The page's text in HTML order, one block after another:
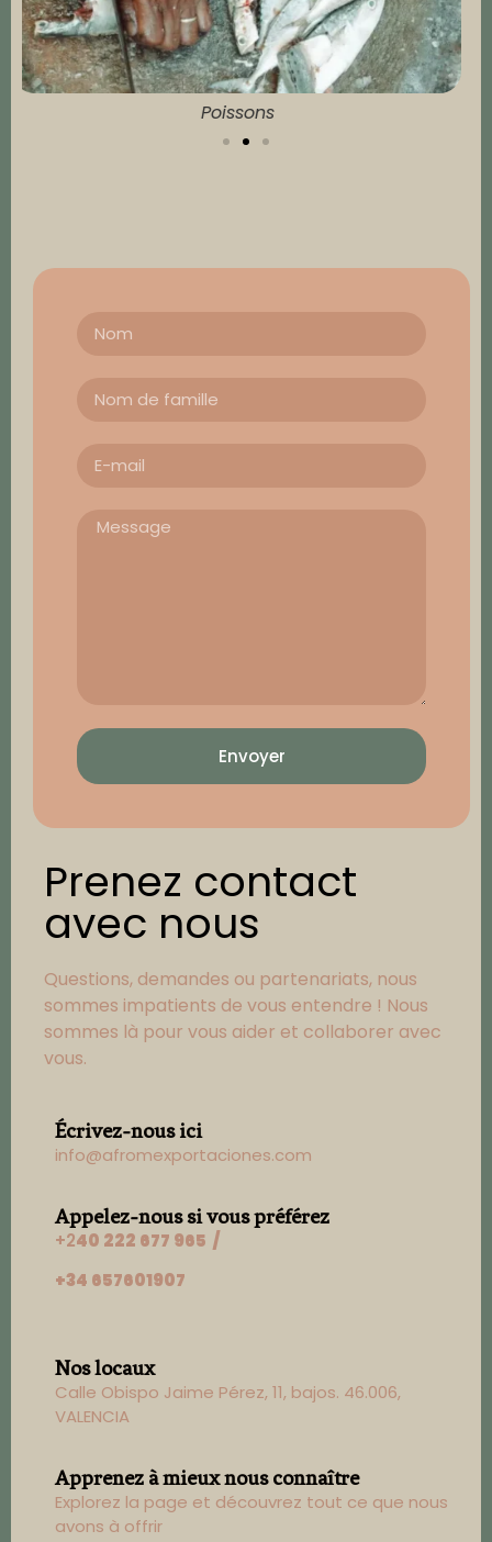
Crustacés
Envoyer
Prenez contact
avec nous
Questions, demandes ou partenariats, nous
sommes impatients de vous entendre ! Nous
sommes là pour vous aider et collaborer avec
vous.
Écrivez-nous ici
info@afromexportaciones.com
Appelez-nous si vous préférez
+240 222 677 965 /
+34 657601907
Nos locaux
Calle Obispo Jaime Pérez, 11, bajos. 46.006,
VALENCIA
Apprenez à mieux nous connaître
Explorez la page et découvrez tout ce que nous
avons à offrir